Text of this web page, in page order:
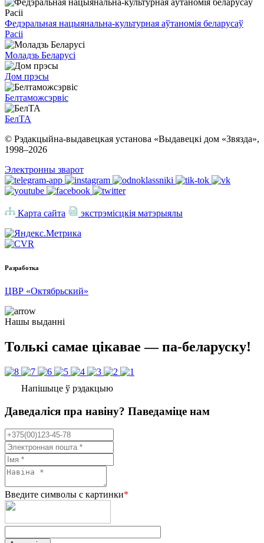
Федэральная нацыянальна-культурная аўтаномія беларусаў
Расіі
Моладзь Беларусі
Дом прэсы
Белтаможсэрвіс
БелТА
© Рэдакцыйна-выдавецкая установа «Выдавецкі дом «Звязда»,
1998–2026
Электронны зварот
Карта сайта экстрэмісцкія матэрыялы
Разработка
ЦВР «Октябрьский»
Нашы выданні
Толькі самае цікавае — па-беларуску!
Напішыце ў рэдакцыю
Даведаліся пра навіну? Паведаміце нам
Введите символы с картинки*